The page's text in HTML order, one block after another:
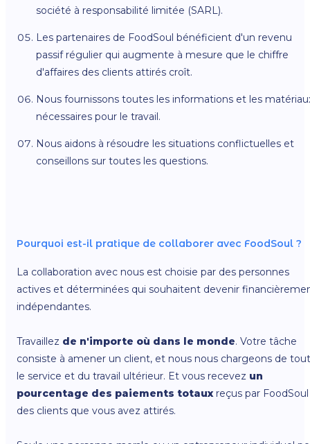
société à responsabilité limitée (SARL).
Les partenaires de FoodSoul bénéficient d'un revenu
passif régulier qui augmente à mesure que le chiffre
d'affaires des clients attirés croît.
Nous fournissons toutes les informations et les
nécessaires pour le travail.
Nous aidons à résoudre les situations conflictuelles et
conseillons sur toutes les questions.
Pourquoi est-il pratique de collaborer avec FoodSoul ?
La collaboration avec nous est choisie par des personnes
actives et déterminées qui souhaitent devenir
indépendantes.
Travaillez de n'importe où dans le monde. Votre tâche
consiste à amener un client, et nous nous chargeons de tout
le service et du travail ultérieur. Et vous recevez un
pourcentage des paiements totaux reçus par FoodSoul
des clients que vous avez attirés.